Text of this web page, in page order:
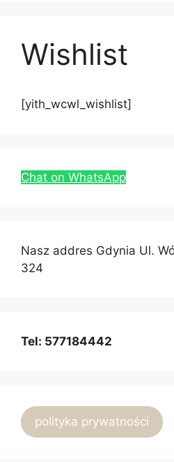
Wishlist
[yith_wcwl_wishlist]
Chat on WhatsApp
Nasz addres Gdynia Ul.
324
Tel: 577184442
polityka prywatności